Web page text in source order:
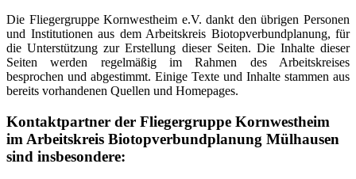
Die Fliegergruppe Kornwestheim e.V. dankt den übrigen Personen
und Institutionen aus dem Arbeitskreis Biotopverbundplanung, für
die Unterstützung zur Erstellung dieser Seiten. Die Inhalte dieser
Seiten werden regelmäßig im Rahmen des Arbeitskreises
besprochen und abgestimmt. Einige Texte und Inhalte stammen aus
bereits vorhandenen Quellen und Homepages.
Kontaktpartner der Fliegergruppe Kornwestheim
im Arbeitskreis Biotopverbundplanung Mülhausen
sind insbesondere: